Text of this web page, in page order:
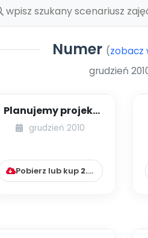
Numer (zobacz
grudzień
Planujemy projekt
graficzny
(identyfikacja
grudzień 2010
Pobierz lub kup 2.99 zł